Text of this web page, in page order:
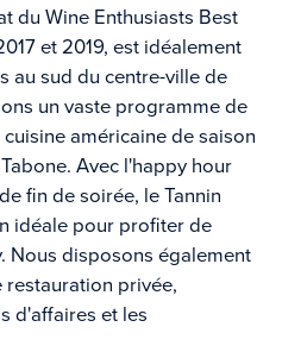
du Wine Enthusiasts Best
et 2019, est idéalement
au sud du centre-ville de
un vaste programme de
américaine de saison
Avec l'happy hour
fin de soirée, le Tannin
idéale pour profiter de
Nous disposons également
privée,
d'affaires et les